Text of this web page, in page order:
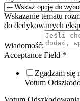
Wskazanie tematu
do dedykowanych
Wiadomość:
Acceptance Field *
Zgadzam się
Votum